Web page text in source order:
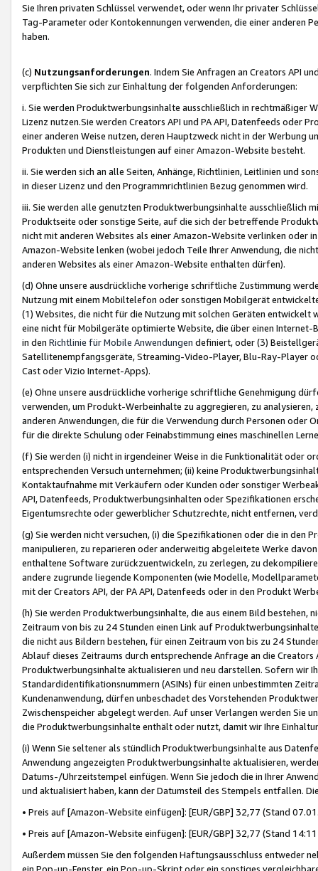
Sie Ihren privaten Schlüssel verwendet, oder wenn Ihr privater
Tag-Parameter oder Kontokennungen verwenden, die einer anderen
haben.
(c) Nutzungsanforderungen. Indem Sie Anfragen an Creators API
verpflichten Sie sich zur Einhaltung der folgenden Anforderungen:
i. Sie werden Produktwerbungsinhalte ausschließlich in rechtmäßiger
Lizenz nutzen.Sie werden Creators API und PA API, Datenfeeds oder
einer anderen Weise nutzen, deren Hauptzweck nicht in der Werbung
Produkten und Dienstleistungen auf einer Amazon-Website besteht.
ii. Sie werden sich an alle Seiten, Anhänge, Richtlinien, Leitlinien und
in dieser Lizenz und den Programmrichtlinien Bezug genommen wird.
iii. Sie werden alle genutzten Produktwerbungsinhalte ausschließlich
Produktseite oder sonstige Seite, auf die sich der betreffende
nicht mit anderen Websites als einer Amazon-Website verlinken oder
Amazon-Website lenken (wobei jedoch Teile Ihrer Anwendung, die
anderen Websites als einer Amazon-Website enthalten dürfen).
(d) Ohne unsere ausdrückliche vorherige schriftliche Zustimmung
Nutzung mit einem Mobiltelefon oder sonstigen Mobilgerät
(1) Websites, die nicht für die Nutzung mit solchen Geräten
eine nicht für Mobilgeräte optimierte Website, die über einen
in den Richtlinie für Mobile Anwendungen definiert, oder (3)
Satellitenempfangsgeräte, Streaming-Video-Player, Blu-Ray-Player
Cast oder Vizio Internet-Apps).
(e) Ohne unsere ausdrückliche vorherige schriftliche Genehmigung
verwenden, um Produkt-Werbeinhalte zu aggregieren, zu
anderen Anwendungen, die für die Verwendung durch Personen
für die direkte Schulung oder Feinabstimmung eines maschinellen
(f) Sie werden (i) nicht in irgendeiner Weise in die Funktionalität oder
entsprechenden Versuch unternehmen; (ii) keine
Kontaktaufnahme mit Verkäufern oder Kunden oder sonstiger
API, Datenfeeds, Produktwerbungsinhalten oder Spezifikationen
Eigentumsrechte oder gewerblicher Schutzrechte, nicht entfernen,
(g) Sie werden nicht versuchen, (i) die Spezifikationen oder die in
manipulieren, zu reparieren oder anderweitig abgeleitete Werke
enthaltene Software zurückzuentwickeln, zu zerlegen, zu
andere zugrunde liegende Komponenten (wie Modelle,
mit der Creators API, der PA API, Datenfeeds oder in den Produkt
(h) Sie werden Produktwerbungsinhalte, die aus einem Bild bestehen,
Zeitraum von bis zu 24 Stunden einen Link auf
die nicht aus Bildern bestehen, für einen Zeitraum von bis zu 24
Ablauf dieses Zeitraums durch entsprechende Anfrage an die
Produktwerbungsinhalte aktualisieren und neu darstellen. Sofern wir
Standardidentifikationsnummern (ASINs) für einen unbestimmten
Kundenanwendung, dürfen unbeschadet des Vorstehenden
Zwischenspeicher abgelegt werden. Auf unser Verlangen werden Sie
die Produktwerbungsinhalte enthält oder nutzt, damit wir Ihre
(i) Wenn Sie seltener als stündlich Produktwerbungsinhalte aus
Anwendung angezeigten Produktwerbungsinhalte aktualisieren,
Datums-/Uhrzeitstempel einfügen. Wenn Sie jedoch die in Ihrer
und aktualisiert haben, kann der Datumsteil des Stempels entfallen.
• Preis auf [Amazon-Website einfügen]: [EUR/GBP] 32,77 (Stand
• Preis auf [Amazon-Website einfügen]: [EUR/GBP] 32,77 (Stand
Außerdem müssen Sie den folgenden Haftungsausschluss entweder
ein Pop-up-Fenster, ein Pop-up-Skript oder ein sonstiges